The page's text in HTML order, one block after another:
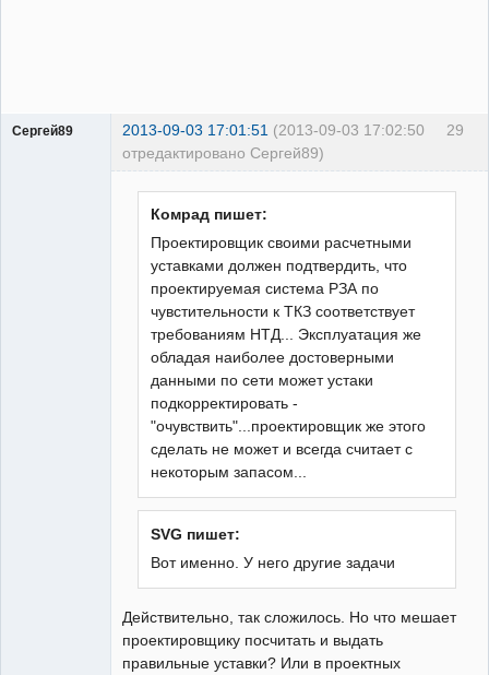
29
Сергей89 2013-09-03 17:01:51 (2013-09-03 17:02:50
отредактировано Сергей89)
Комрад пишет:
Проектировщик своими расчетными
уставками должен подтвердить, что
проектируемая система РЗА по
чувстительности к ТКЗ соответствует
требованиям НТД... Эксплуатация же
обладая наиболее достоверными
данными по сети может устаки
подкорректировать -
"очувствить"...проектировщик же этого
сделать не может и всегда считает с
некоторым запасом...
SVG пишет:
Вот именно. У него другие задачи
Действительно, так сложилось. Но что мешает
проектировщику посчитать и выдать
правильные уставки? Или в проектных